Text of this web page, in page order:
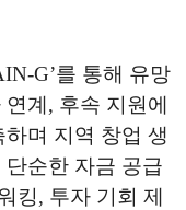
G’를 통해 유망
계, 후속 지원에
며 지역 창업 생
순한 자금 공급
킹, 투자 기회 제